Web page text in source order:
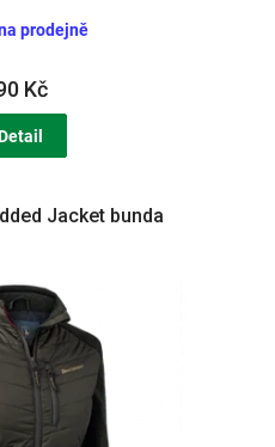
prodejně
Kč
Jacket bunda